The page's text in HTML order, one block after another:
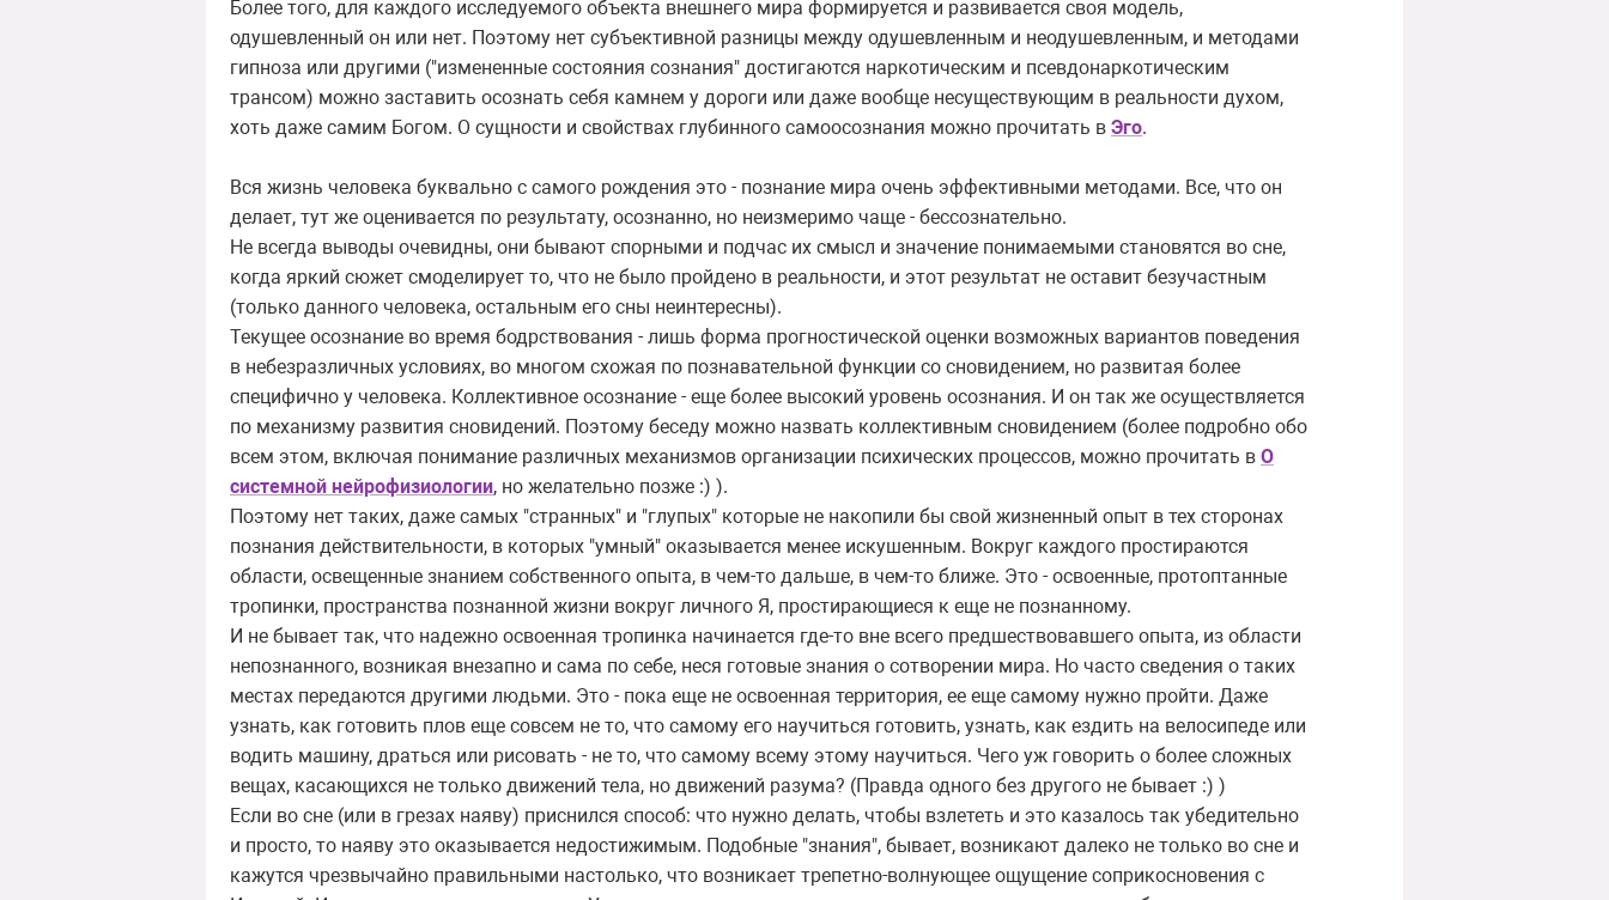
Более того, для каждого исследуемого объекта внешнего мира формируется и развивается своя модель,
одушевленный он или нет. Поэтому нет субъективной разницы между одушевленным и неодушевленным, и методами
гипноза или другими ("измененные состояния сознания" достигаются наркотическим и псевдонаркотическим
трансом) можно заставить осознать себя камнем у дороги или даже вообще несуществующим в реальности духом,
хоть даже самим Богом. О сущности и свойствах глубинного самоосознания можно прочитать в Эго.
Вся жизнь человека буквально с самого рождения это - познание мира очень эффективными методами. Все, что он
делает, тут же оценивается по результату, осознанно, но неизмеримо чаще - бессознательно.
Не всегда выводы очевидны, они бывают спорными и подчас их смысл и значение понимаемыми становятся во сне,
когда яркий сюжет смоделирует то, что не было пройдено в реальности, и этот результат не оставит безучастным
(только данного человека, остальным его сны неинтересны).
Текущее осознание во время бодрствования - лишь форма прогностической оценки возможных вариантов поведения
в небезразличных условиях, во многом схожая по познавательной функции со сновидением, но развитая более
специфично у человека. Коллективное осознание - еще более высокий уровень осознания. И он так же осуществляется
по механизму развития сновидений. Поэтому беседу можно назвать коллективным сновидением (более подробно обо
всем этом, включая понимание различных механизмов организации психических процессов, можно прочитать в О
системной нейрофизиологии, но желательно позже :) ).
Поэтому нет таких, даже самых "странных" и "глупых" которые не накопили бы свой жизненный опыт в тех сторонах
познания действительности, в которых "умный" оказывается менее искушенным. Вокруг каждого простираются
области, освещенные знанием собственного опыта, в чем-то дальше, в чем-то ближе. Это - освоенные, протоптанные
тропинки, пространства познанной жизни вокруг личного Я, простирающиеся к еще не познанному.
И не бывает так, что надежно освоенная тропинка начинается где-то вне всего предшествовавшего опыта, из области
непознанного, возникая внезапно и сама по себе, неся готовые знания о сотворении мира. Но часто сведения о таких
местах передаются другими людьми. Это - пока еще не освоенная территория, ее еще самому нужно пройти. Даже
узнать, как готовить плов еще совсем не то, что самому его научиться готовить, узнать, как ездить на велосипеде или
водить машину, драться или рисовать - не то, что самому всему этому научиться. Чего уж говорить о более сложных
вещах, касающихся не только движений тела, но движений разума? (Правда одного без другого не бывает :) )
Если во сне (или в грезах наяву) приснился способ: что нужно делать, чтобы взлететь и это казалось так убедительно
и просто, то наяву это оказывается недостижимым. Подобные "знания", бывает, возникают далеко не только во сне и
кажутся чрезвычайно правильными настолько, что возникает трепетно-волнующее ощущение соприкосновения с